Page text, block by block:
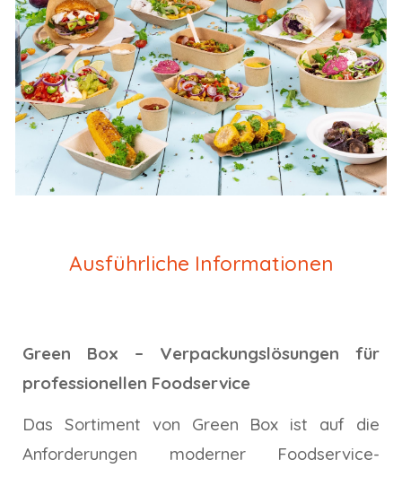
Ausführliche Informationen
Green Box – Verpackungslösungen für
professionellen Foodservice
Das Sortiment von Green Box ist auf die
Anforderungen moderner Foodservice-